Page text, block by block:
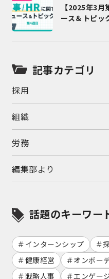
【2025年3
ース＆トピッ
記事カテゴリ
採用
組織
労務
編集部より
話題のキーワー
インターンシップ
健康経営
オンボー
戦略人事
エンゲー